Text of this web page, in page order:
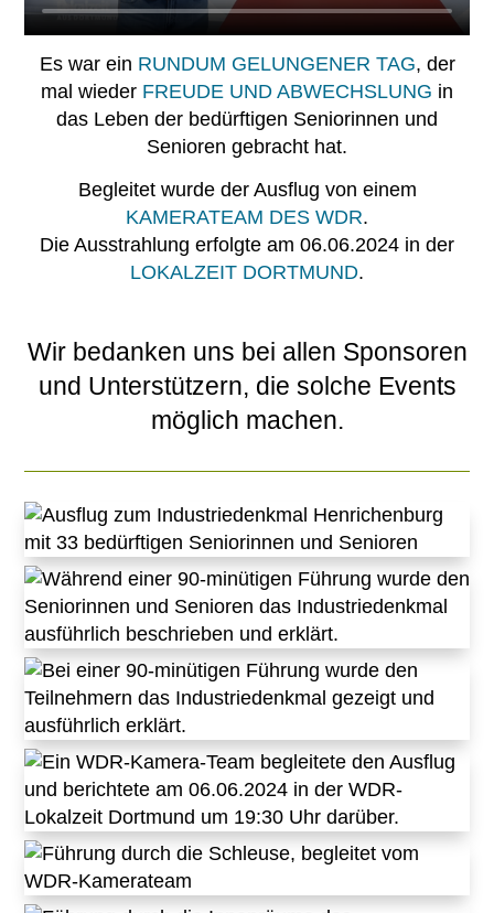
Es war ein RUNDUM GELUNGENER TAG, der
mal wieder FREUDE UND ABWECHSLUNG in
das Leben der bedürftigen Seniorinnen und
Senioren gebracht hat.
Begleitet wurde der Ausflug von einem
KAMERATEAM DES WDR.
Die Ausstrahlung erfolgte am 06.06.2024 in der
LOKALZEIT DORTMUND.
Wir bedanken uns bei allen Sponsoren
und Unterstützern, die solche Events
möglich machen.